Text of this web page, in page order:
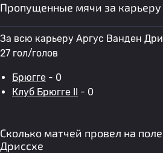
Пропущенные мячи за карьеру
За всю карьеру Аргус Ванден
27 гол/голов
Брюгге - 0
Клуб Брюгге II - 0
Сколько матчей провел на
Дриссхе